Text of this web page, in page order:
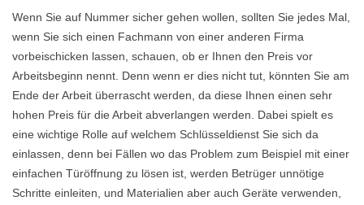
Wenn Sie auf Nummer sicher gehen wollen, sollten Sie jedes Mal,
wenn Sie sich einen Fachmann von einer anderen Firma
vorbeischicken lassen, schauen, ob er Ihnen den Preis vor
Arbeitsbeginn nennt. Denn wenn er dies nicht tut, könnten Sie am
Ende der Arbeit überrascht werden, da diese Ihnen einen sehr
hohen Preis für die Arbeit abverlangen werden. Dabei spielt es
eine wichtige Rolle auf welchem Schlüsseldienst Sie sich da
einlassen, denn bei Fällen wo das Problem zum Beispiel mit einer
einfachen Türöffnung zu lösen ist, werden Betrüger unnötige
Schritte einleiten, und Materialien aber auch Geräte verwenden,